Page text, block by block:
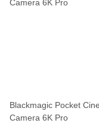
Blackmagic Pocket
Camera 6K Pro